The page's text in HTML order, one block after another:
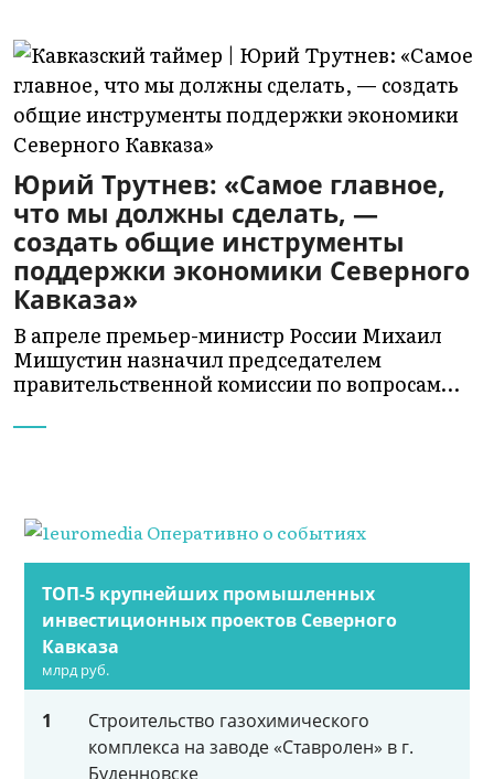
Юрий Трутнев: «Самое главное,
что мы должны сделать, —
создать общие инструменты
поддержки экономики Северного
Кавказа»
В апреле премьер-министр России Михаил
Мишустин назначил председателем
правительственной комиссии по вопросам…
ТОП-5 крупнейших промышленных
инвестиционных проектов Северного
Кавказа
млрд руб.
1
Строительство газохимического
комплекса на заводе «Ставролен» в г.
Буденновске